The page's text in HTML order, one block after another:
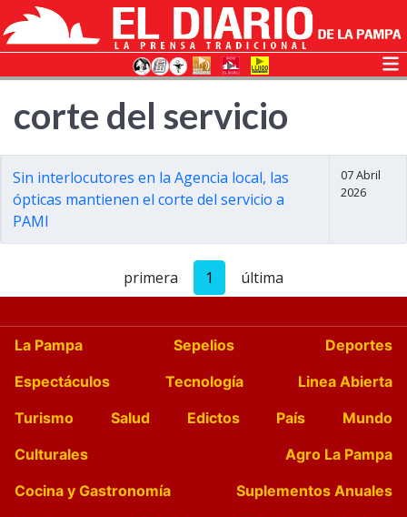
corte del servicio
Sin interlocutores en la Agencia local, las
ópticas mantienen el corte del servicio a
PAMI
07 Abril
2026
primera 1 última
La Pampa Sepelios
Deportes
Espectáculos
Tecnología
Linea Abierta
Turismo
Salud Edictos País
Mundo
Culturales
Agro La Pampa
Cocina y Gastronomía
Suplementos Anuales